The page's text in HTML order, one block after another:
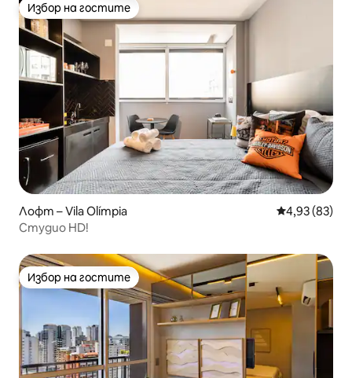
Избор на гостите
Избор на гостите
Лофт – Vila Olímpia Средна
4,93 (83)
Студио HD!
Избор на гостите
Избор на гостите